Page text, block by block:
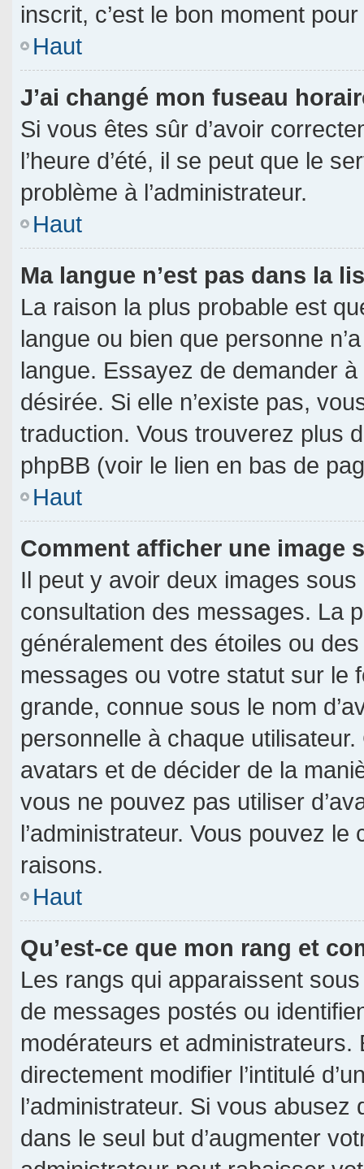
inscrit, c’est le bon moment
Haut
J’ai changé mon fuseau
Si vous êtes sûr d’avoir
l’heure d’été, il se peut que le
problème à l’administrateur.
Haut
Ma langue n’est pas dans la
La raison la plus probable est
langue ou bien que personne
langue. Essayez de demander à
désirée. Si elle n’existe pas,
traduction. Vous trouverez plus
phpBB (voir le lien en bas de
Haut
Comment afficher une image
Il peut y avoir deux images
consultation des messages. La
généralement des étoiles ou
messages ou votre statut sur le
grande, connue sous le nom
personnelle à chaque utilisateur.
avatars et de décider de la
vous ne pouvez pas utiliser
l’administrateur. Vous pouvez
raisons.
Haut
Qu’est-ce que mon rang et
Les rangs qui apparaissent
de messages postés ou
modérateurs et
directement modifier l’intitulé
l’administrateur. Si vous
dans le seul but d’augmenter